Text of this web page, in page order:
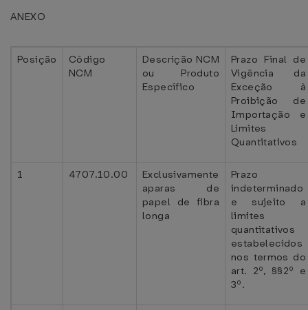
ANEXO
Posição
Código
NCM
Descrição NCM
ou Produto
Específico
Prazo Final de
Vigência da
Exceção à
Proibição de
Importação e
Limites
Quantitativos
1 4707.10.00
Exclusivamente
aparas de
papel de fibra
longa
Prazo
indeterminado
e sujeito a
limites
quantitativos
estabelecidos
nos termos do
art. 2º, §§2º e
3º.